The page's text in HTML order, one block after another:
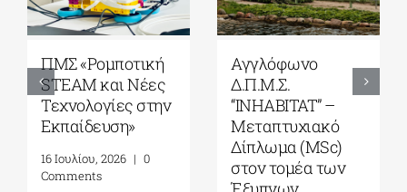
ΠΜΣ
«Ολοκληρωμένη
Διαχείριση
Παράκτιων
7 Αυγούστου, 2026
ΠΜΣ «Μουσική
Εκπαίδευση σε
Τυπικά και Άτυπα
Περιβάλλοντα»
21 Ιουλίου, 2026 | 0
Comments